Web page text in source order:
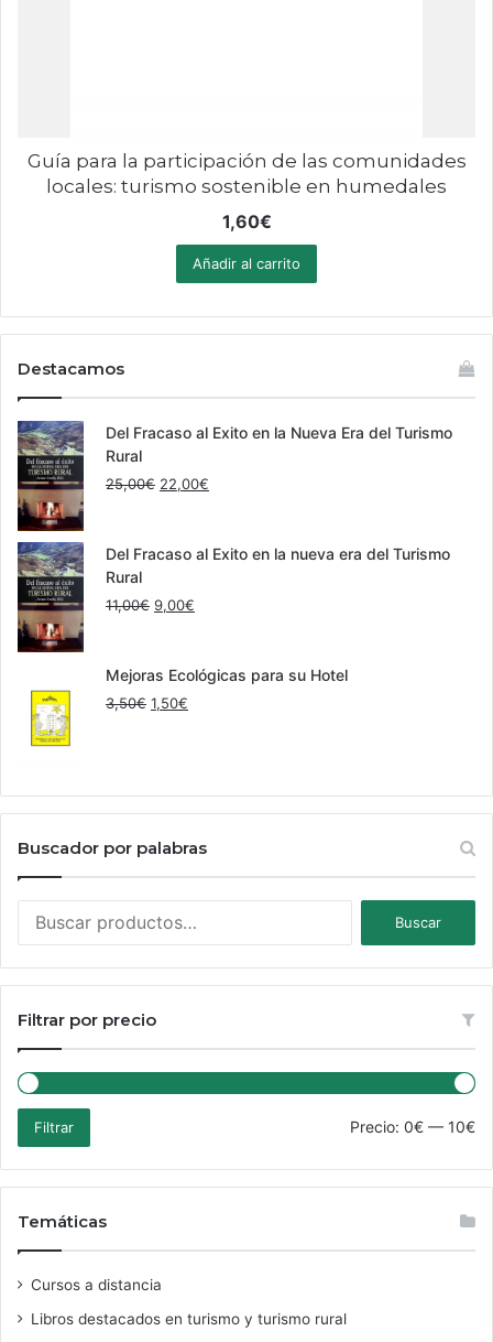
Guía para la participación de las comunidades
locales: turismo sostenible en humedales
1,60€
Añadir al carrito
Destacamos
Del Fracaso al Exito en la Nueva Era del Turismo
Rural
25,00€ El
era:
22,00€
es:
Del Fracaso al Exito en la nueva era del Turismo
Rural
11,00€ El
era:
11,00€.
9,00€
es:
Mejoras Ecológicas para su Hotel
3,50€ El
3,50€.
1,50€
1,50€.
Buscador por palabras
por:
Buscar
Filtrar por precio
Filtrar Precio: 0€ — 10€
Temáticas
Cursos a distancia
Libros destacados en turismo y turismo rural